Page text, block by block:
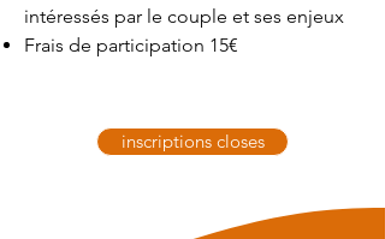
intéressés par le couple et ses enjeux
Frais de participation 15€
inscriptions closes